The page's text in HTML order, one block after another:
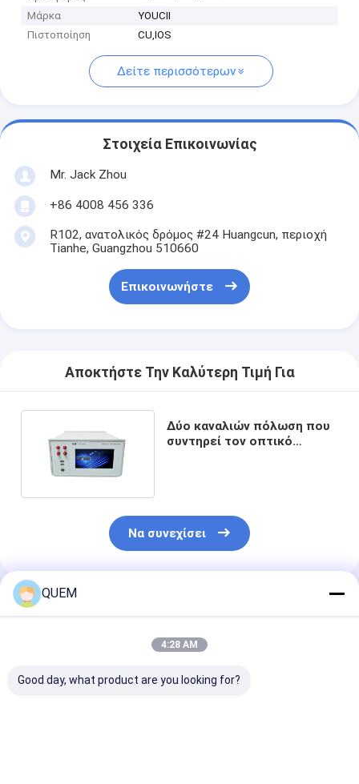
Μάρκα
YOUCII
Πιστοποίηση
CU,IOS
Δείτε περισσότερων
Στοιχεία Επικοινωνίας
Mr. Jack Zhou
+86 4008 456 336
R102, ανατολικός δρόμος #24 Huangcun, περιοχή
Tianhe, Guangzhou 510660
Επικοινωνήστε
Αποκτήστε Την Καλύτερη Τιμή Για
Δύο καναλιών πόλωση που
συντηρεί τον οπτικό
Να συνεχίσει
Συνιστώμενα Προϊόντα
QUEM
4:28 AM
Good day, what product are you looking for?